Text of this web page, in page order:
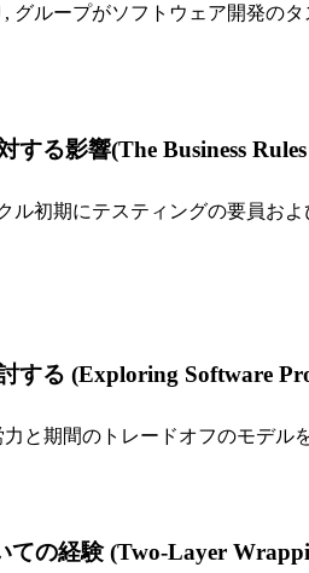
ループがソフトウェア開発の
る影響(The Business
初期にテスティングの要員お
る (Exploring Software
と期間のトレードオフのモデル
の経験 (Two-Layer